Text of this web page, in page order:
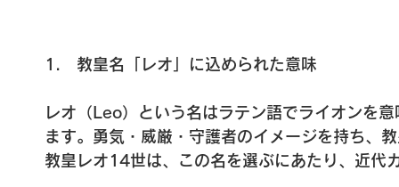
1.　教皇名「レオ」に込められた意味
レオ（Leo）という名はラテン語でライオンを
ます。勇気・威厳・守護者のイメージを持ち、
教皇レオ14世は、この名を選ぶにあたり、近代